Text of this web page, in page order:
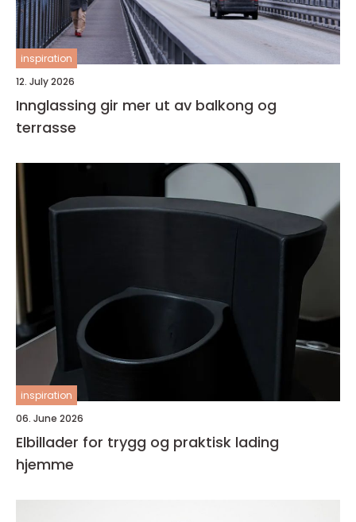
inspiration
12. July 2026
Innglassing gir mer ut av balkong og
terrasse
inspiration
06. June 2026
Elbillader for trygg og praktisk lading
hjemme